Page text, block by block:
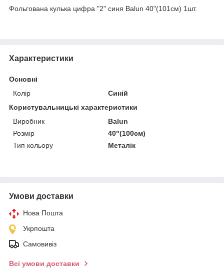
Фольгована кулька цифра "2" синя Balun 40"(101см) 1шт.
Характеристики
Основні
Колір
Синій
Користувальницькі характеристики
Виробник
Balun
Розмір
40"(100см)
Тип кольору
Металік
Умови доставки
Нова Пошта
Укрпошта
Самовивіз
Всі умови доставки